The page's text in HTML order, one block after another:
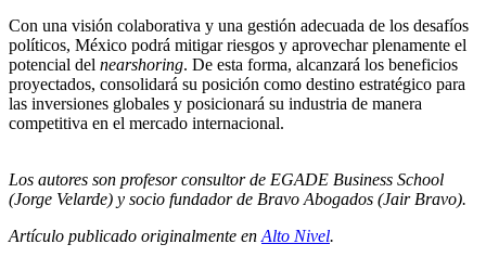
Con una visión colaborativa y una gestión adecuada de los desafíos
políticos, México podrá mitigar riesgos y aprovechar plenamente el
potencial del nearshoring. De esta forma, alcanzará los beneficios
proyectados, consolidará su posición como destino estratégico para
las inversiones globales y posicionará su industria de manera
competitiva en el mercado internacional.
Los autores son profesor consultor de EGADE Business School
(Jorge Velarde) y socio fundador de Bravo Abogados (Jair Bravo).
Artículo publicado originalmente enAlto Nivel.